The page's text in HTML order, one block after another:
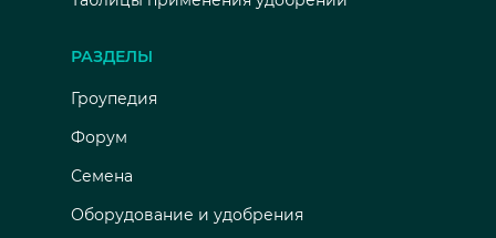
РАЗДЕЛЫ
Гроупедия
Форум
Семена
Оборудование и удобрения